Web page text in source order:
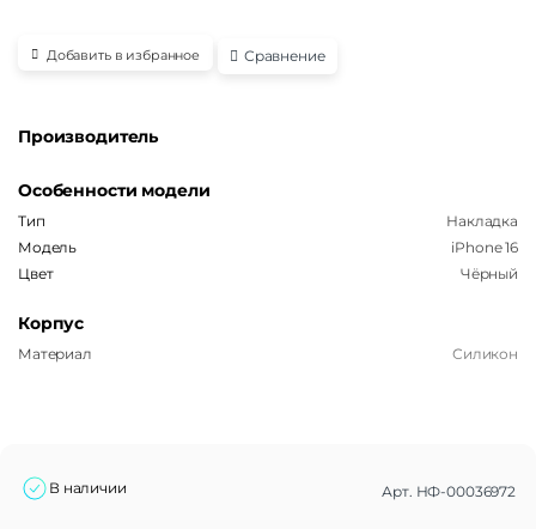
Добавить в избранное Сравнение
Производитель
Особенности модели
Тип
Накладка
Модель
iPhone 16
Цвет
Чёрный
Корпус
Материал Силикон
В наличии Арт. НФ-00036972